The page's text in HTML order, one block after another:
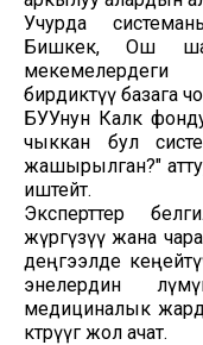
Учурда
Бишкек, Ош
мекемелердеги
бирдиктүү базага
БУУнун Калк
чыккан бул
жашырылган?"
иштейт.
Эксперттер
жүргүзүү жана
деңгээлде
энелердин
медициналык
көтөрүүгө жол ачат.